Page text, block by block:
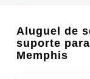
Aluguel de
suporte
Memphis